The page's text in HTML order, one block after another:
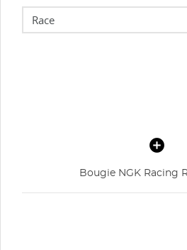
Bougie NGK Racing